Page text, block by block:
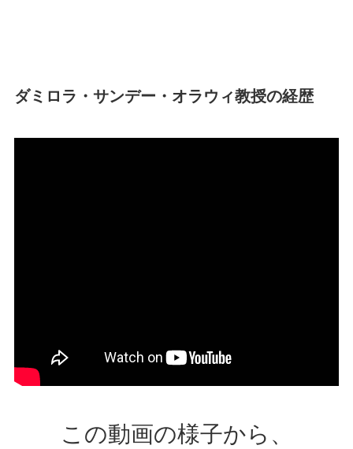
ダミロラ・サンデー・オラウィ教授の経歴
この動画の様子から、